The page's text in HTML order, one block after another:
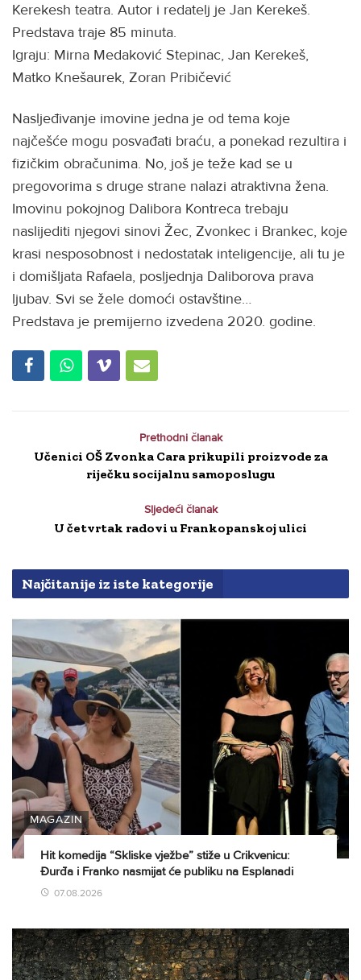
Kerekesh teatra. Autor i redatelj je Jan Kerekeš.
Predstava traje 85 minuta.
Igraju: Mirna Medaković Stepinac, Jan Kerekeš,
Matko Knešaurek, Zoran Pribičević
Nasljeđivanje imovine jedna je od tema koje
najčešće mogu posvađati braću, a ponekad rezultira i
fizičkim obračunima. No, još je teže kad se u
pregovorima s druge strane nalazi atraktivna žena.
Imovinu pokojnog Dalibora Kontreca trebaju
naslijediti njegovi sinovi Žec, Zvonkec i Brankec, koje
krasi nesposobnost i nedostatak inteligencije, ali tu je
i domišljata Rafaela, posljednja Daliborova prava
ljubav. Svi se žele domoći ostavštine…
Predstava je premijerno izvedena 2020. godine.
Prethodni članak
Učenici OŠ Zvonka Cara prikupili proizvode za
riječku socijalnu samoposlugu
Sljedeći članak
U četvrtak radovi u Frankopanskoj ulici
Najčitanije iz iste kategorije
MAGAZIN
Hit komedija “Skliske vježbe” stiže u Crikvenicu:
Đurđa i Franko nasmijat će publiku na Esplanadi
07.08.2026